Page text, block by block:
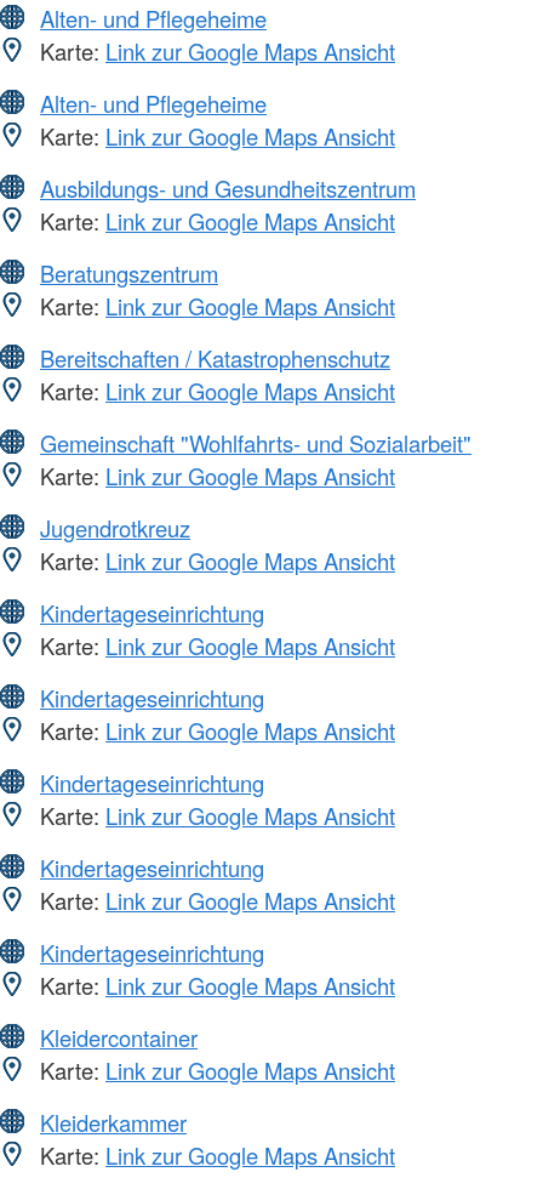
Alten- und Pflegeheime
Karte: Link zur Google Maps Ansicht
Alten- und Pflegeheime
Karte: Link zur Google Maps Ansicht
Ausbildungs- und Gesundheitszentrum
Karte: Link zur Google Maps Ansicht
Beratungszentrum
Karte: Link zur Google Maps Ansicht
Bereitschaften / Katastrophenschutz
Karte: Link zur Google Maps Ansicht
Gemeinschaft "Wohlfahrts- und Sozialarbeit"
Karte: Link zur Google Maps Ansicht
Jugendrotkreuz
Karte: Link zur Google Maps Ansicht
Kindertageseinrichtung
Karte: Link zur Google Maps Ansicht
Kindertageseinrichtung
Karte: Link zur Google Maps Ansicht
Kindertageseinrichtung
Karte: Link zur Google Maps Ansicht
Kindertageseinrichtung
Karte: Link zur Google Maps Ansicht
Kindertageseinrichtung
Karte: Link zur Google Maps Ansicht
Kleidercontainer
Karte: Link zur Google Maps Ansicht
Kleiderkammer
Karte: Link zur Google Maps Ansicht